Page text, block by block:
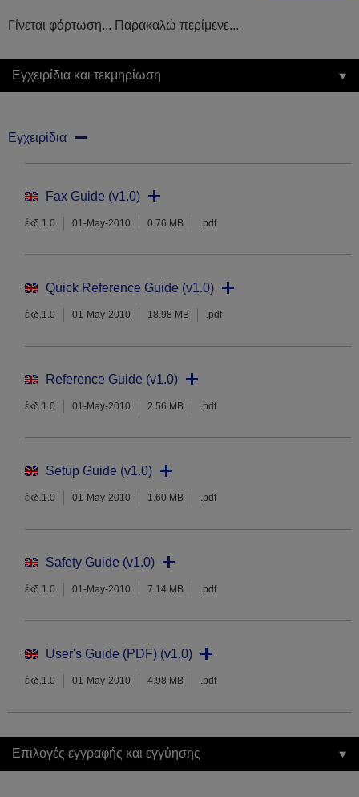
Γίνεται φόρτωση... Παρακαλώ περίμενε...
Εγχειρίδια και τεκμηρίωση
Εγχειρίδια
Fax Guide (v1.0)
έκδ.1.0 01-May-2010 0.76 MB .pdf
Quick Reference Guide (v1.0)
έκδ.1.0 01-May-2010 18.98 MB .pdf
Reference Guide (v1.0)
έκδ.1.0 01-May-2010 2.56 MB .pdf
Setup Guide (v1.0)
έκδ.1.0 01-May-2010 1.60 MB .pdf
Safety Guide (v1.0)
έκδ.1.0 01-May-2010 7.14 MB .pdf
User's Guide (PDF) (v1.0)
έκδ.1.0 01-May-2010 4.98 MB .pdf
Επιλογές εγγραφής και εγγύησης